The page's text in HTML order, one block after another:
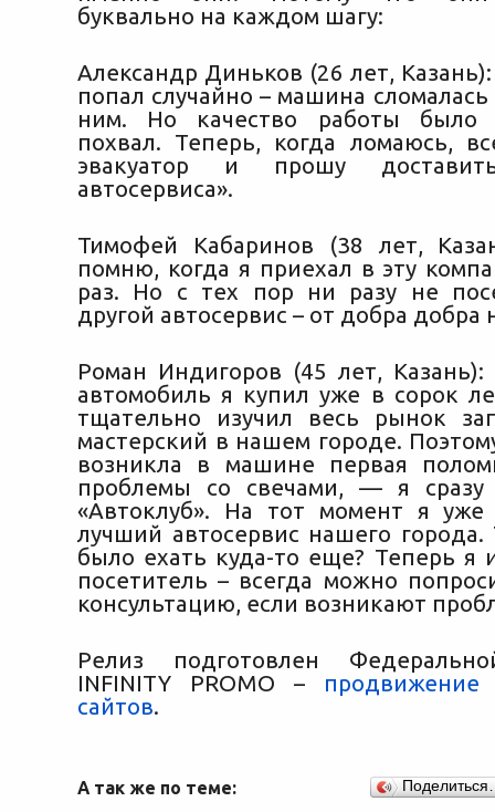
буквально на каждом шагу:
Александр Диньков (26 лет,
попал случайно – машина
ним. Но качество работы было
похвал. Теперь, когда ломаюсь,
эвакуатор и прошу
автосервиса».
Тимофей Кабаринов (38 лет,
помню, когда я приехал в эту
раз. Но с тех пор ни разу не
другой автосервис – от добра добра
Роман Индигоров (45 лет,
автомобиль я купил уже в сорок
тщательно изучил весь рынок
мастерский в нашем городе.
возникла в машине первая
проблемы со свечами, — я сразу
«Автоклуб». На тот момент я уже
лучший автосервис нашего
было ехать куда-то еще? Теперь я
посетитель – всегда можно
консультацию, если возникают
Релиз подготовлен
INFINITY PROMO – продвижение
сайтов.
А так же по теме: